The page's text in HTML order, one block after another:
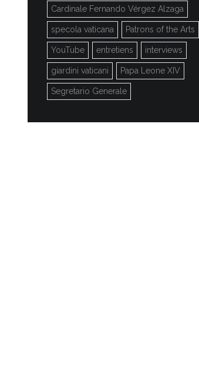
Cardinale Fernando Vérgez Alzaga
specola vaticana Patrons of the Arts
YouTube entretiens interviews
giardini vaticani Papa Leone XIV
Segretario Generale